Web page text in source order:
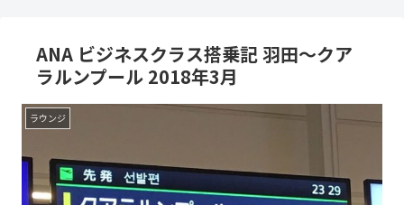
ANA ビジネスクラス搭乗記 羽田～クア
ラルンプール 2018年3月
ラウンジ